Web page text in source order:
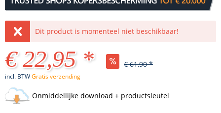
Dit product is momenteel niet beschikbaar!
€ 22,95 * € 61,90 *
incl. BTWGratis verzending
Onmiddellijke download + productsleutel